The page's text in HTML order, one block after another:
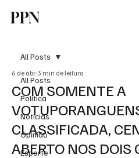
PPN
All Posts
Política
Notícias
Opinião
Esporte
All Posts
COM SOMENTE A
CLASSIFICADA,
ABERTO NOS DOIS
6 de abr. 3 min de leitura